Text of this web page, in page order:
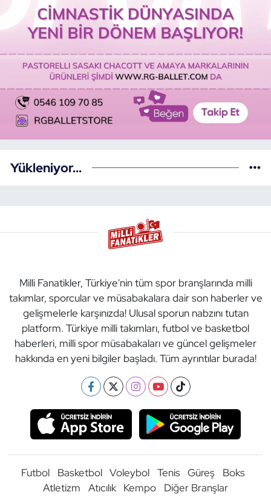
Yükleniyor...
Milli Fanatikler, Türkiye'nin tüm spor branşlarında milli
takımlar, sporcular ve müsabakalara dair son haberler ve
gelişmelerle karşınızda! Ulusal sporun nabzını tutan
platform. Türkiye milli takımları, futbol ve basketbol
haberleri, milli spor müsabakaları ve güncel gelişmeler
hakkında en yeni bilgiler başladı. Tüm ayrıntılar burada!
Futbol Basketbol Voleybol Tenis Güreş
Boks
Atletizm
Atıcılık Kempo Diğer Branşlar